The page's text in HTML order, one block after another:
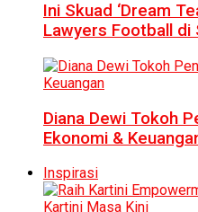
Ini Skuad ‘Dream
Lawyers Football di
Diana Dewi Tokoh
Ekonomi &
Inspirasi